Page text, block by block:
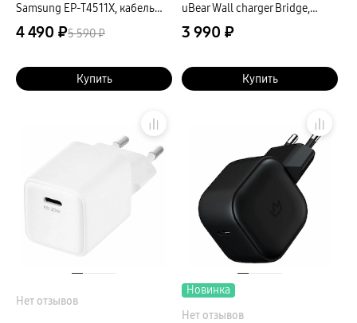
Samsung EP-T4511X, кабель
USB Type-C, Power Delivery,
45Вт, черный
4 490 ₽5 590 ₽
Купить
uBear Wall charger Bridge,
45Вт, черный
3 990 ₽
Купить
Нет отзывов
Новинка
Нет отзывов